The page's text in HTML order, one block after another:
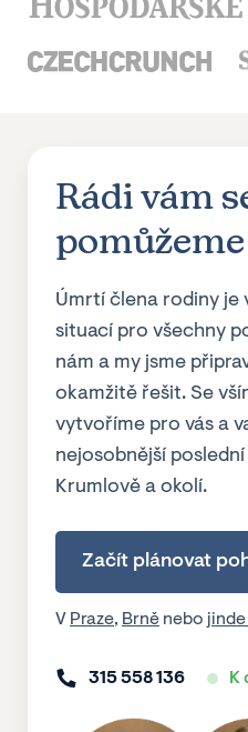
Rádi vám
pomůžeme
Úmrtí člena rodiny je
situací pro všechny
nám a my jsme
okamžitě řešit. Se
vytvoříme pro vás a
nejosobnější
Krumlově a okolí.
Začít plánovat
V Praze, Brně nebo jinde
315 558 136 K